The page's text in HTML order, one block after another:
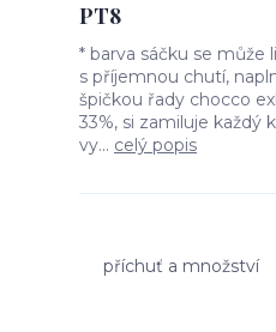
PT8
* barva sáčku se může
s příjemnou chutí,
špičkou řady chocco
33%, si zamiluje každý
vy... celý popis
příchuť a množství